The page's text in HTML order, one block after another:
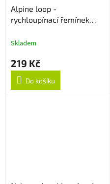
Alpine loop -
rychloupínací řemínek
Skladem
219 Kč
Do košíku